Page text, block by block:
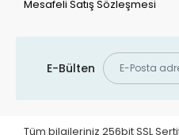
Mesafeli Satış Sözleşmesi
E-Bülten
Tüm bilgileriniz 256bit SSL